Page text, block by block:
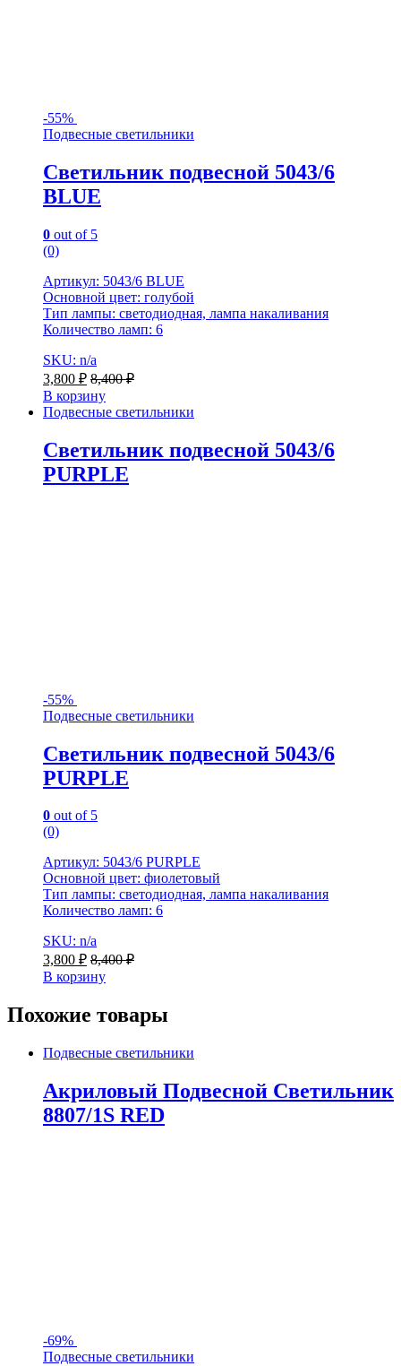
-55%
Подвесные светильники
Светильник подвесной 5043/6
BLUE
0 out of 5
(0)
Артикул: 5043/6 BLUE
Основной цвет: голубой
Тип лампы: светодиодная, лампа накаливания
Количество ламп: 6
SKU: n/a
3,800 ₽ 8,400₽
В корзину
Подвесные светильники
Светильник подвесной 5043/6
PURPLE
-55%
Подвесные светильники
Светильник подвесной 5043/6
PURPLE
0 out of 5
(0)
Артикул: 5043/6 PURPLE
Основной цвет: фиолетовый
Тип лампы: светодиодная, лампа накаливания
Количество ламп: 6
SKU: n/a
3,800 ₽ 8,400₽
В корзину
Похожие товары
Подвесные светильники
Акриловый Подвесной Светильник
8807/1S RED
-69%
Подвесные светильники